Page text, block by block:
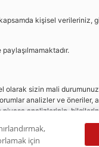
kişisel
sizin mali
analizler ve
analizlerinin,
için